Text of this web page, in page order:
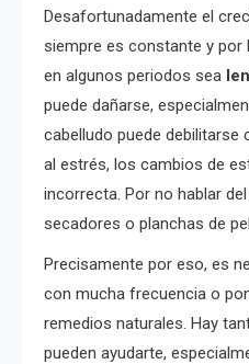
Desafortunadamente el
siempre es constante y por
en algunos periodos sea
puede dañarse,
cabelludo puede debilitarse
al estrés, los cambios de
incorrecta. Por no hablar
secadores o planchas de
Precisamente por eso, es
con mucha frecuencia o
remedios naturales. Hay
pueden ayudarte,